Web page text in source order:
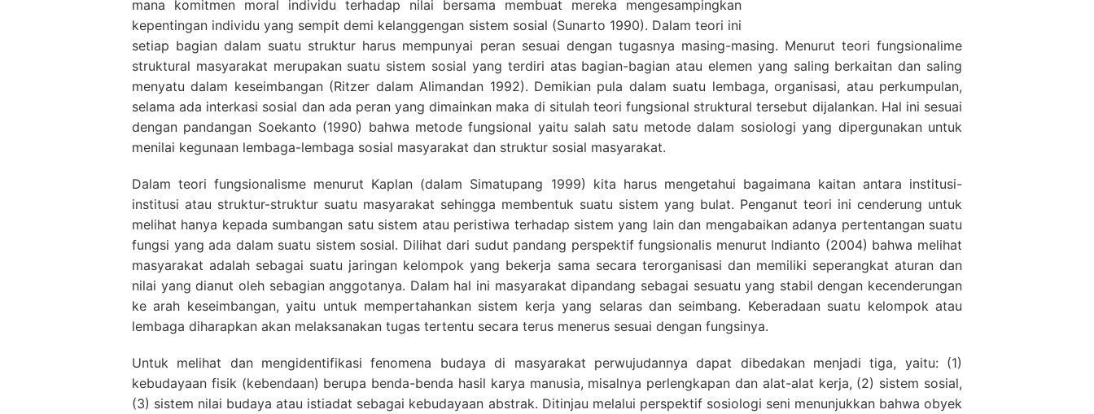
mana komitmen moral individu terhadap nilai bersama membuat mereka mengesampingkan
kepentingan individu yang sempit demi kelanggengan sistem sosial (Sunarto 1990). Dalam teori ini
setiap bagian dalam suatu struktur harus mempunyai peran sesuai dengan tugasnya masing-masing. Menurut teori fungsionalime
struktural masyarakat merupakan suatu sistem sosial yang terdiri atas bagian-bagian atau elemen yang saling berkaitan dan saling
menyatu dalam keseimbangan (Ritzer dalam Alimandan 1992). Demikian pula dalam suatu lembaga, organisasi, atau perkumpulan,
selama ada interkasi sosial dan ada peran yang dimainkan maka di situlah teori fungsional struktural tersebut dijalankan. Hal ini sesuai
dengan pandangan Soekanto (1990) bahwa metode fungsional yaitu salah satu metode dalam sosiologi yang dipergunakan untuk
menilai kegunaan lembaga-lembaga sosial masyarakat dan struktur sosial masyarakat.
Dalam teori fungsionalisme menurut Kaplan (dalam Simatupang 1999) kita harus mengetahui bagaimana kaitan antara institusi-
institusi atau struktur-struktur suatu masyarakat sehingga membentuk suatu sistem yang bulat. Penganut teori ini cenderung untuk
melihat hanya kepada sumbangan satu sistem atau peristiwa terhadap sistem yang lain dan mengabaikan adanya pertentangan suatu
fungsi yang ada dalam suatu sistem sosial. Dilihat dari sudut pandang perspektif fungsionalis menurut Indianto (2004) bahwa melihat
masyarakat adalah sebagai suatu jaringan kelompok yang bekerja sama secara terorganisasi dan memiliki seperangkat aturan dan
nilai yang dianut oleh sebagian anggotanya. Dalam hal ini masyarakat dipandang sebagai sesuatu yang stabil dengan kecenderungan
ke arah keseimbangan, yaitu untuk mempertahankan sistem kerja yang selaras dan seimbang. Keberadaan suatu kelompok atau
lembaga diharapkan akan melaksanakan tugas tertentu secara terus menerus sesuai dengan fungsinya.
Untuk melihat dan mengidentifikasi fenomena budaya di masyarakat perwujudannya dapat dibedakan menjadi tiga, yaitu: (1)
kebudayaan fisik (kebendaan) berupa benda-benda hasil karya manusia, misalnya perlengkapan dan alat-alat kerja, (2) sistem sosial,
(3) sistem nilai budaya atau istiadat sebagai kebudayaan abstrak. Ditinjau melalui perspektif sosiologi seni menunjukkan bahwa obyek